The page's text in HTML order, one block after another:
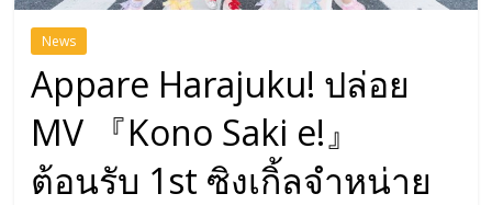
News
Appare Harajuku! ปล่อย
MV 『Kono Saki e!』
ต้อนรับ 1st ซิงเกิ้ลจำหน่าย